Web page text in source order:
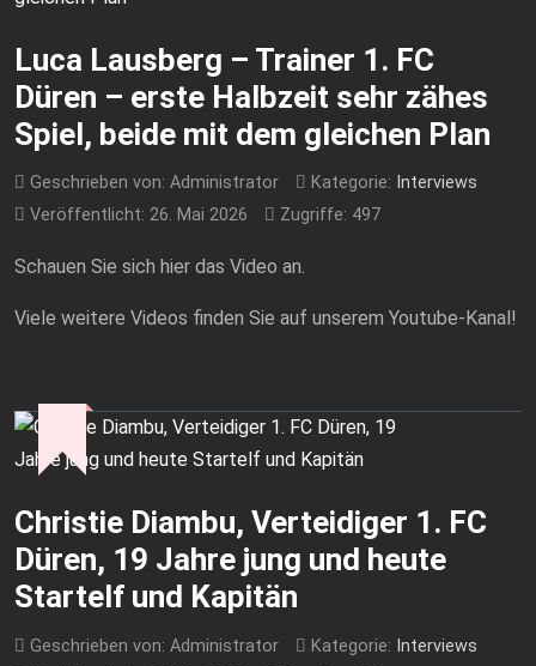
Luca Lausberg – Trainer 1. FC
Düren – erste Halbzeit sehr zähes
Spiel, beide mit dem gleichen Plan
Geschrieben von: Administrator Kategorie: Interviews
Veröffentlicht: 26. Mai 2026
Zugriffe: 497
Schauen Sie sich hier das Video an.
Viele weitere Videos finden Sie auf unserem Youtube-Kanal!
Christie Diambu, Verteidiger 1. FC
Düren, 19 Jahre jung und heute
Startelf und Kapitän
Geschrieben von: Administrator Kategorie: Interviews